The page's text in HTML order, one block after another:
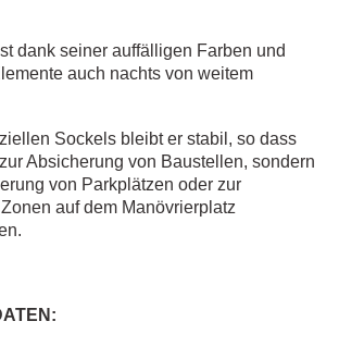
dank seiner auffälligen Farben und
auch nachts von weitem
Sockels bleibt er stabil, so dass
Absicherung von Baustellen, sondern
von Parkplätzen oder zur
auf dem Manövrierplatz